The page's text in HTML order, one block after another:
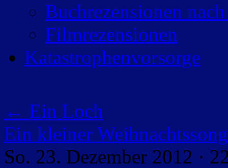
Buchrezensionen
Filmrezensionen
Katastrophenvorsorge
← Ein Loch
Ein kleiner
So. 23. Dezember 2012 ·